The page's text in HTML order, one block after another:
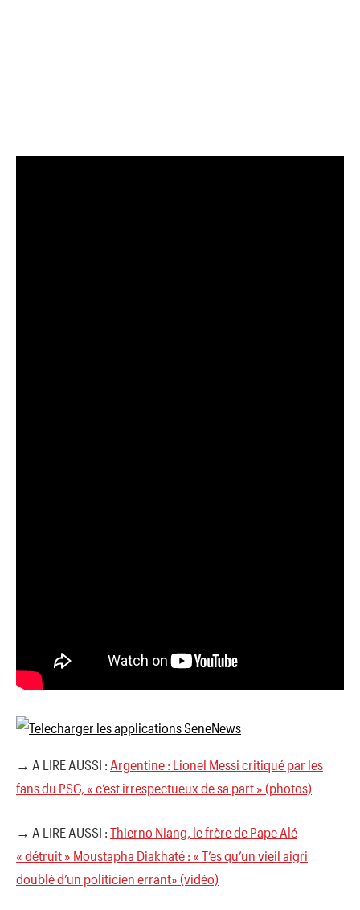
→ A LIRE AUSSI : Argentine : Lionel Messi critiqué par les
fans du PSG, « c’est irrespectueux de sa part » (photos)
→ A LIRE AUSSI : Thierno Niang, le frère de Pape Alé
« détruit » Moustapha Diakhaté : « T’es qu’un vieil aigri
doublé d’un politicien errant» (vidéo)